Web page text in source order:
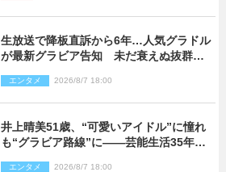
生放送で降板直訴から6年…人気グラドル
が最新グラビア告知 未だ衰えぬ抜群ス
エンタメ 2026/8/7 18:00
井上晴美51歳、“可愛いアイドル”に憧れ
も“グラビア路線”に――芸能生活35年を
エンタメ 2026/8/7 18:00